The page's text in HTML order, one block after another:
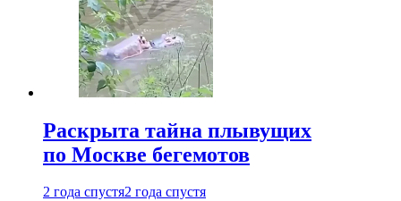
Раскрыта тайна плывущих
по Москве бегемотов
2 года спустя2 года спустя